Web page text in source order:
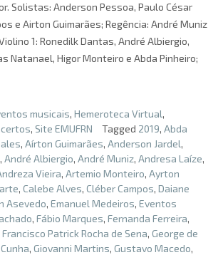
Solistas: Anderson Pessoa, Paulo César
e Airton Guimarães; Regência: André Muniz
1: Ronedilk Dantas, André Albiergio,
Natanael, Higor Monteiro e Abda Pinheiro;
musicais, Hemeroteca Virtual,
, Site EMUFRN Tagged 2019, Abda
, Aírton Guimarães, Anderson Jardel,
, André Albiergio, André Muniz, Andresa Laíze,
Vieira, Artemio Monteiro, Ayrton
, Calebe Alves, Cléber Campos, Daiane
Asevedo, Emanuel Medeiros, Eventos
, Fábio Marques, Fernanda Ferreira,
Francisco Patrick Rocha de Sena, George de
, Giovanni Martins, Gustavo Macedo,